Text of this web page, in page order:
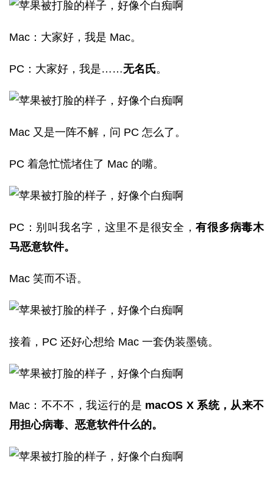
Mac：大家好，我是 Mac。
PC：大家好，我是……无名氏。
Mac 又是一阵不解，问 PC 怎么了。
PC 着急忙慌堵住了 Mac 的嘴。
PC：别叫我名字，这里不是很安全，有很多病毒木
马恶意软件。
Mac 笑而不语。
接着，PC 还好心想给 Mac 一套伪装墨镜。
Mac：不不不，我运行的是 macOS X 系统，从来不
用担心病毒、恶意软件什么的。